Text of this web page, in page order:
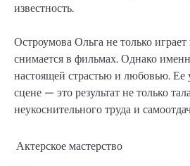
известность.
Остроумова Ольга не только
снимается в фильмах. Однако
настоящей страстью и любовью. Ее
сцене — это результат не только
неукоснительного труда и
Актерское мастерство